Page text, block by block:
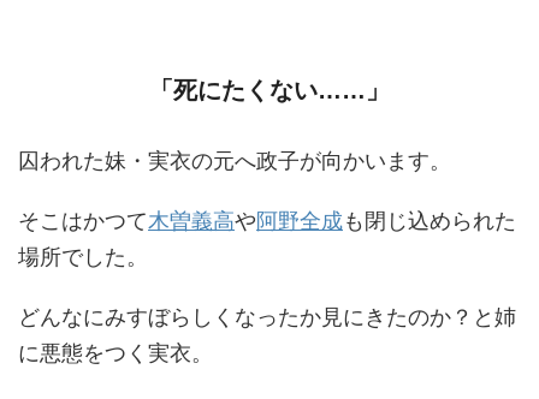
「死にたくない……」
囚われた妹・実衣の元へ政子が向かいます。
そこはかつて木曽義高や阿野全成も閉じ込められた
場所でした。
どんなにみすぼらしくなったか見にきたのか？と姉
に悪態をつく実衣。